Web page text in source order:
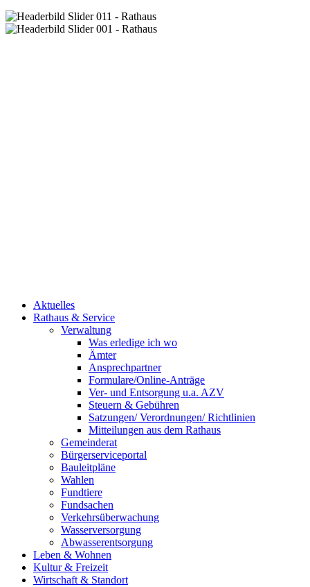
Aktuelles
Rathaus & Service
Verwaltung
Was erledige ich wo
Ämter
Ansprechpartner
Formulare/Online-Anträge
Ver- und Entsorgung u.a. AZV
Steuern & Gebühren
Satzungen/ Verordnungen/ Richtlinien
Mitteilungen aus dem Rathaus
Gemeinderat
Bürgerserviceportal
Bauleitpläne
Wahlen
Fundtiere
Fundsachen
Verkehrsüberwachung
Wasserversorgung
Abwasserentsorgung
Leben & Wohnen
Kultur & Freizeit
Wirtschaft & Standort